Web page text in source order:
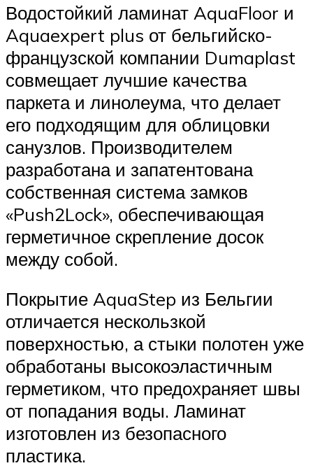
Водостойкий ламинат AquaFloor и
Aquaexpert plus от бельгийско-
французской компании Dumaplast
совмещает лучшие качества
паркета и линолеума, что делает
его подходящим для облицовки
санузлов. Производителем
разработана и запатентована
собственная система замков
«Push2Lock», обеспечивающая
герметичное скрепление досок
между собой.
Покрытие AquaStep из Бельгии
отличается нескользкой
поверхностью, а стыки полотен уже
обработаны высокоэластичным
герметиком, что предохраняет швы
от попадания воды. Ламинат
изготовлен из безопасного
пластика.